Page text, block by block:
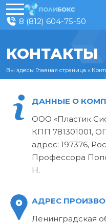
8 (812) 604-75-50
КОНТАКТЫ
Вы здесь: Главная страница »
ДАННЫЕ О
ООО «Пластик
КПП 781301001,
адрес: 197376,
Профессора
Н.
АДРЕС
Ленинградская